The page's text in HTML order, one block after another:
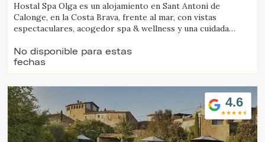
Hostal Spa Olga es un alojamiento en Sant Antoni de
Calonge, en la Costa Brava, frente al mar, con vistas
espectaculares, acogedor spa & wellness y una cuidada
No disponible para estas
fechas
4.6